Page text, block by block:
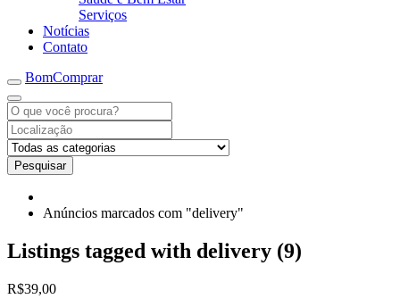
Serviços
Notícias
Contato
BomComprar
Pesquisar
Anúncios marcados com "delivery"
Listings tagged with delivery (9)
R$39,00